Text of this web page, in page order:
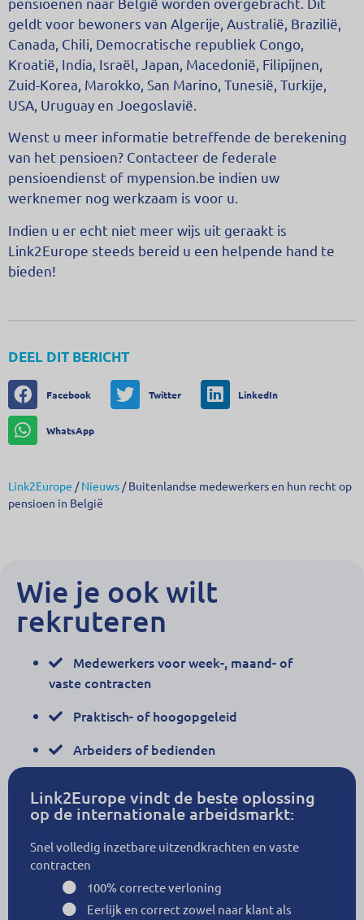
geldt voor bewoners van Algerije, Australië, Brazilië,
Canada, Chili, Democratische republiek Congo,
Kroatië, India, Israël, Japan, Macedonië, Filipijnen,
Zuid-Korea, Marokko, San Marino, Tunesië, Turkije,
USA, Uruguay en Joegoslavië.
Wenst u meer informatie betreffende de berekening
van het pensioen? Contacteer de federale
pensioendienst of mypension.be indien uw
werknemer nog werkzaam is voor u.
Indien u er echt niet meer wijs uit geraakt is
Link2Europe steeds bereid u een helpende hand te
bieden!
DEEL DIT BERICHT
Facebook Twitter LinkedIn
WhatsApp
Link2Europe /Nieuws /Buitenlandse medewerkers en hun recht op
pensioen in België
Wie je ook wilt
rekruteren
Medewerkers voor week-, maand- of
vaste contracten
Praktisch- of hoogopgeleid
Arbeiders of bedienden
Link2Europe vindt de beste oplossing
op de internationale arbeidsmarkt:
Snel volledig inzetbare uitzendkrachten en vaste
contracten
100% correcte verloning
Eerlijk en correct zowel naar klant als